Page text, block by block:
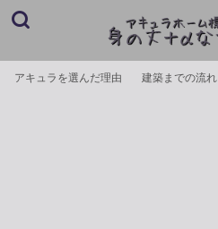
アキュラを選んだ理由 建築までの流れ